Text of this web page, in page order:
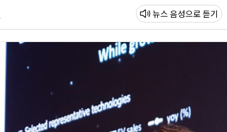
뉴스 음성